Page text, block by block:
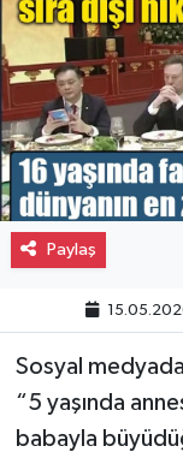
Paylaş
Sosyal medyada
“5 yaşında
babayla
Eğitim